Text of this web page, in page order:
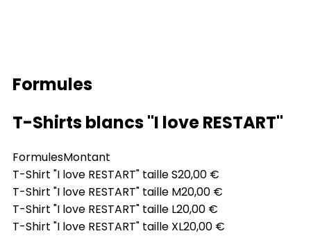
Formules
T-Shirts blancs "I love RESTART"
FormulesMontant
T-Shirt "I love RESTART" taille S20,00 €
T-Shirt "I love RESTART" taille M20,00 €
T-Shirt "I love RESTART" taille L20,00 €
T-Shirt "I love RESTART" taille XL20,00 €